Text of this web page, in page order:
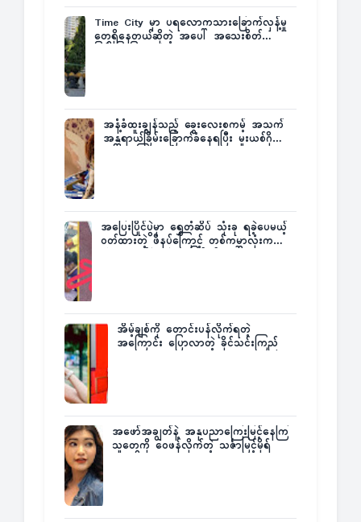
Time City မှာ ပရလောကသားခြောက်လှန့်မှု
တွေရှိနေတယ်ဆိုတဲ့ အပေါ် အသေးစိတ်
အနံ့ခံထူးချွန်သည့် ခွေးလေးစကမ့် အသက်
အန္တရာယ်ခြိမ်းခြောက်ခံနေရပြီး မူးယစ်ဂိုဏ်း
အပြေးပြိုင်ပွဲမှာ ရွှေတံဆိပ် သုံးခု ရခဲ့ပေမယ့်
ဝတ်ထားတဲ့ ဖိနပ်ကြောင့် တစ်ကမ္ဘာလုံးက
အိမ့်ချစ်ကို တောင်းပန်လိုက်ရတဲ့
အကြောင်း ပြောလာတဲ့ ခိုင်သင်းကြည်
အဖော်အချွတ်နဲ့ အနုပညာကြေးမြင့်နေကြ
သူတွေကို ဝေဖန်လိုက်တဲ့ သင်္ဇာမြင့်မိုရ်